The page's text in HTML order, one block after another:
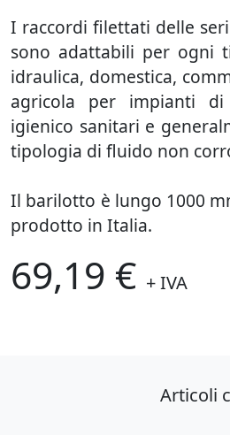
I raccordi filettati delle
sono adattabili per ogni
idraulica, domestica,
agricola per impianti di
igienico sanitari e
tipologia di fluido non
Il barilotto è lungo 1000
prodotto in Italia.
69,19 € + IVA
Articoli